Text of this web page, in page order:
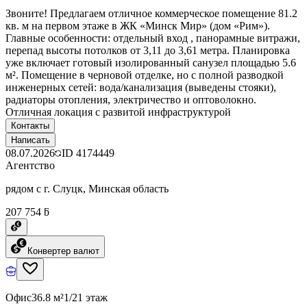
Звоните! Предлагаем отличное коммерческое помещение 81.2
кв. м на первом этаже в ЖК «Минск Мир» (дом «Рим»).
Главные особенности: отдельный вход , панорамные витражи,
перепад высоты потолков от 3,11 до 3,61 метра. Планировка
уже включает готовый изолированный санузел площадью 5.6
м². Помещение в черновой отделке, но с полной разводкой
инженерных сетей: вода/канализация (выведены стояки),
радиаторы отопления, электричество и оптоволокно.
Отличная локация с развитой инфраструктурой
Контакты
Написать
08.07.2026 ID 4174449
Агентство
рядом с г. Слуцк, Минская область
207 754 ƃ
Конвертер валют
Офис36.8 м²1/21 этаж